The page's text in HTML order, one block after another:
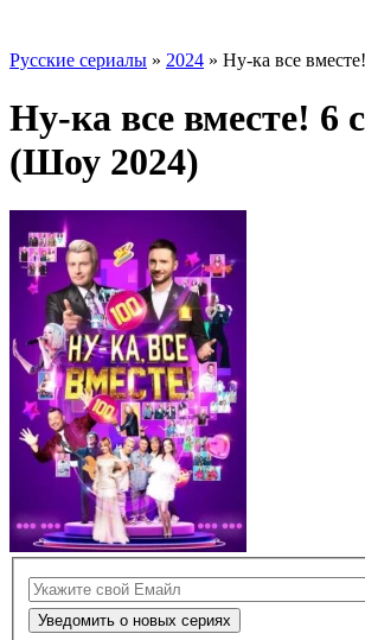
Русские сериалы » 2024 » Ну-ка все
Ну-ка все вместе! 6
(Шоу 2024)
Уведомить о новых сериях